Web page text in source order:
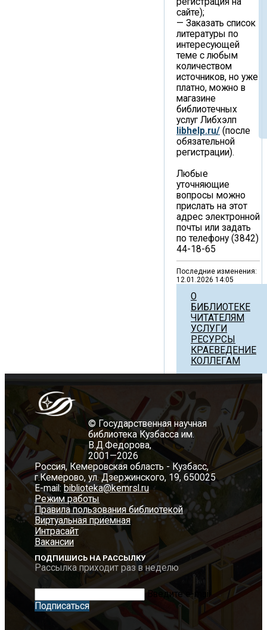
сайте);
— Заказать список
литературы по
интересующей
теме с любым
количеством
источников, но уже
платно, можно в
магазине
библиотечных
услуг Либхэлп
libhelp.ru/ (после
обязательной
регистрации).
Любые
уточняющие
вопросы можно
прислать на этот
адрес электронной
почты или задать
по телефону (3842)
44-18-65
Последние изменения:
12.01.2026 14:05
О
БИБЛИОТЕКЕ
ЧИТАТЕЛЯМ
УСЛУГИ
РЕСУРСЫ
КРАЕВЕДЕНИЕ
КОЛЛЕГАМ
© Государственная научная
библиотека Кузбасса им.
В.Д.Федорова,
2001—2026
Россия, Кемеровская область - Кузбасс,
г.Кемерово, ул. Дзержинского, 19, 650025
E-mail: biblioteka@kemrsl.ru
Режим работы
Правила пользования библиотекой
Виртуальная приемная
Интрасайт
Вакансии
ПОДПИШИСЬ НА РАССЫЛКУ
Рассылка приходит раз в неделю
Введите e-mail
Подписаться